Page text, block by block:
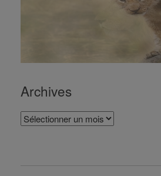
Archives
Archives